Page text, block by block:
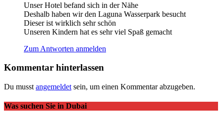
Unser Hotel befand sich in der Nähe
Deshalb haben wir den Laguna Wasserpark besucht
Dieser ist wirklich sehr schön
Unseren Kindern hat es sehr viel Spaß gemacht
Zum Antworten anmelden
Kommentar hinterlassen
Du musst angemeldet sein, um einen Kommentar abzugeben.
Was suchen Sie in Dubai